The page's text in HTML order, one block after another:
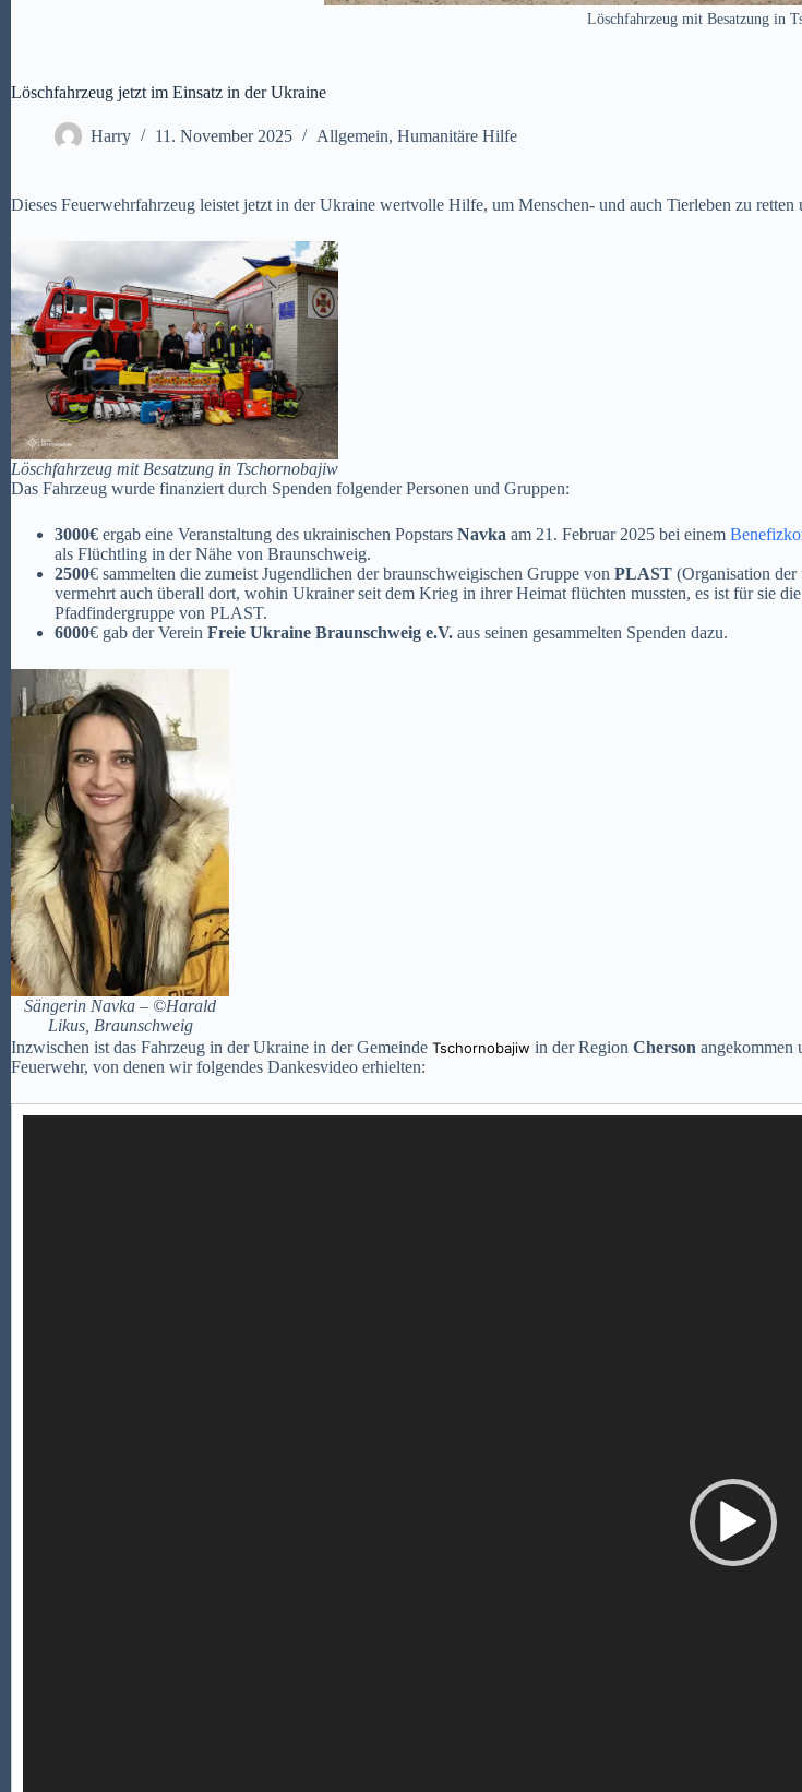
Löschfahrzeug mit Besatzung in
Löschfahrzeug jetzt im Einsatz in der Ukraine
Harry 11. November 2025 Allgemein, Humanitäre Hilfe
Dieses Feuerwehrfahrzeug leistet jetzt in der Ukraine wertvolle Hilfe, um Menschen- und auch Tierleben zu
Löschfahrzeug mit Besatzung in Tschornobajiw
Das Fahrzeug wurde finanziert durch Spenden folgender Personen und Gruppen:
3000€ ergab eine Veranstaltung des ukrainischen Popstars Navka am 21. Februar 2025 bei einem
als Flüchtling in der Nähe von Braunschweig.
2500€ sammelten die zumeist Jugendlichen der braunschweigischen Gruppe von PLAST (Organisation
vermehrt auch überall dort, wohin Ukrainer seit dem Krieg in ihrer Heimat flüchten mussten, es ist für sie
Pfadfindergruppe von PLAST.
6000€ gab der Verein Freie Ukraine Braunschweig e.V. aus seinen gesammelten Spenden dazu.
Sängerin Navka – ©Harald
Likus, Braunschweig
Inzwischen ist das Fahrzeug in der Ukraine in der Gemeinde Tschornobajiw in der Region Cherson angekommen
Feuerwehr, von denen wir folgendes Dankesvideo erhielten: